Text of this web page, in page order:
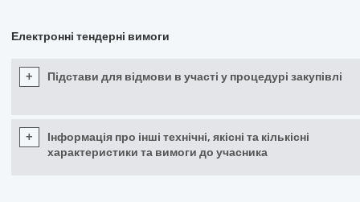
Електронні тендерні вимоги
+ Підстави для відмови в участі у процедурі закупівлі
+
Інформація про інші технічні, якісні та кількісні
характеристики та вимоги до учасника